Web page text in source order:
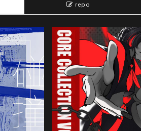
repo